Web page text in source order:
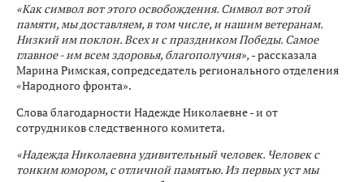
«Как символ вот этого освобождения. Символ вот этой
памяти, мы доставляем, в том числе, и нашим ветеранам.
Низкий им поклон. Всех и с праздником Победы. Самое
главное - им всем здоровья, благополучия», - рассказала
Марина Римская, сопредседатель регионального отделения
«Народного фронта».
Слова благодарности Надежде Николаевне - и от
сотрудников следственного комитета.
«Надежда Николаевна удивительный человек. Человек с
тонким юмором, с отличной памятью. Из первых уст мы